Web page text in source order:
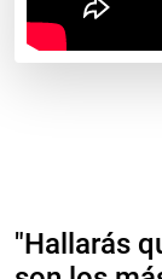
"​Hallarás